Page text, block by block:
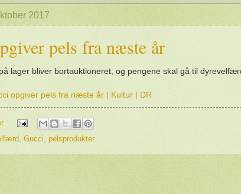
2017
pels fra næste år
lager bliver bortauktioneret, og pengene skal gå til
opgiver pels fra næste år | Kultur | DR
Gucci pelsprodukter